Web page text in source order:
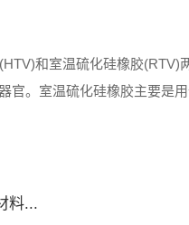
和室温硫化硅橡胶(RTV)
官。室温硫化硅橡胶主要是
料...